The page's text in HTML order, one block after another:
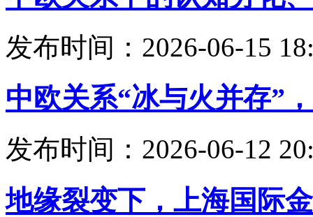
发布时间：2026-06-15
中欧关系“冰与火并存”
发布时间：2026-06-12
地缘裂变下，上海国际